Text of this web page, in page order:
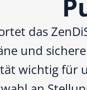
das
und
wichtig für